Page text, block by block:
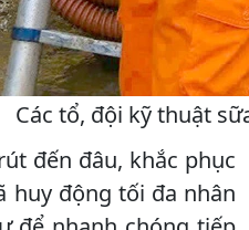
Các tổ, đội kỹ thuật
đến đâu, khắc phục
huy động tối đa nhân